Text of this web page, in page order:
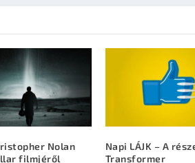
Nolan
filmjéről
Napi LÁJK – A
Transformer